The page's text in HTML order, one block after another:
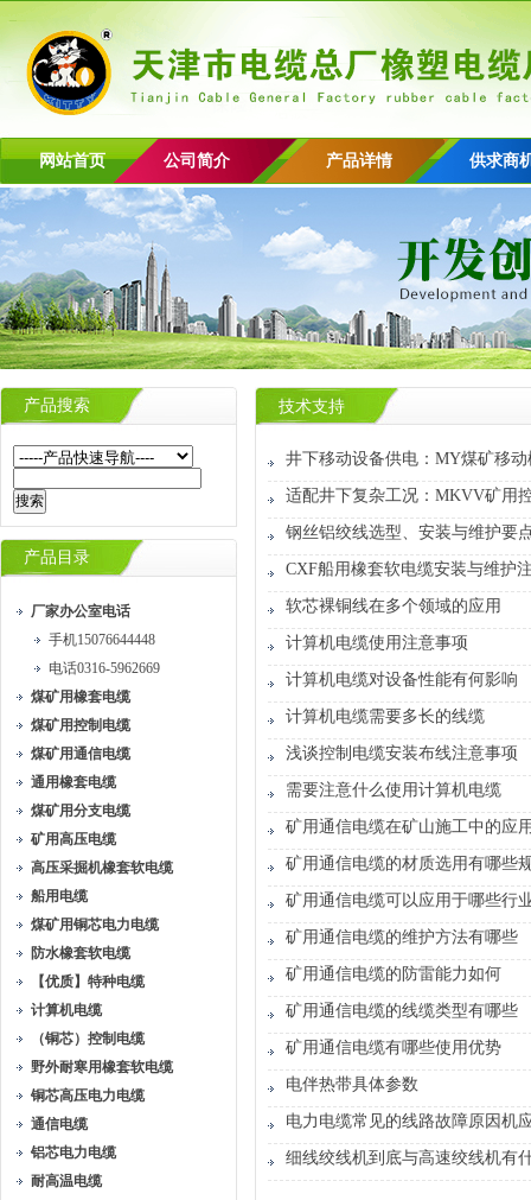
网站首页 公司简介 产品详情 供求商
产品搜索
产品目录
厂家办公室电话
手机15076644448
电话0316-5962669
煤矿用橡套电缆
煤矿用控制电缆
煤矿用通信电缆
通用橡套电缆
煤矿用分支电缆
矿用高压电缆
高压采掘机橡套软电缆
船用电缆
煤矿用铜芯电力电缆
防水橡套软电缆
【优质】特种电缆
计算机电缆
（铜芯）控制电缆
野外耐寒用橡套软电缆
铜芯高压电力电缆
通信电缆
铝芯电力电缆
耐高温电缆
技术支持
井下移动设备供电：MY煤矿移
适配井下复杂工况：MKVV矿用
钢丝铝绞线选型、安装与维护要
CXF船用橡套软电缆安装与维护
软芯裸铜线在多个领域的应用
计算机电缆使用注意事项
计算机电缆对设备性能有何影响
计算机电缆需要多长的线缆
浅谈控制电缆安装布线注意事项
需要注意什么使用计算机电缆
矿用通信电缆在矿山施工中的应
矿用通信电缆的材质选用有哪些
矿用通信电缆可以应用于哪些行
矿用通信电缆的维护方法有哪些
矿用通信电缆的防雷能力如何
矿用通信电缆的线缆类型有哪些
矿用通信电缆有哪些使用优势
电伴热带具体参数
电力电缆常见的线路故障原因机
细线绞线机到底与高速绞线机有